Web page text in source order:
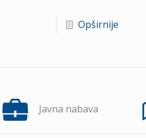
Opširnije
Javna nabava